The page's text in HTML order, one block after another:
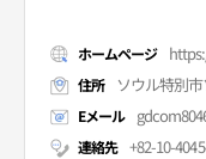
ホームページ
住所 ソウル特別
Eメール
連絡先 +82-10-